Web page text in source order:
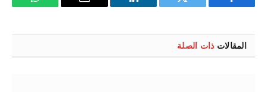
فيسبوك تويتر لينكدإن
البريد
واتساب
المقالات ذات الصلة